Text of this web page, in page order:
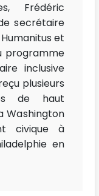
Frédéric
secrétaire
et
programme
inclusive
plusieurs
de haut
Washington
civique à
en